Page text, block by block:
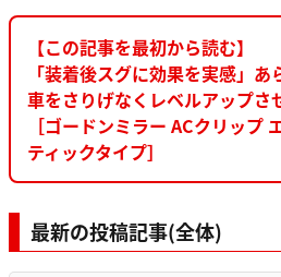
【この記事を最初から読む】
「装着後スグに効果を実感」
車をさりげなくレベルアップさ
［ゴードンミラー ACクリップ
ティックタイプ］
最新の投稿記事(全体)